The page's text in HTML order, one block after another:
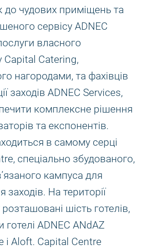
до чудових приміщень та
сервісу ADNEC
власного
Capital Catering,
нагородами, та фахівців
заходів ADNEC Services,
комплексне рішення
та експонентів.
в самому серці
спеціально збудованого,
кампуса для
заходів. На території
шість готелів,
ADNEC ANdAZ
і Aloft. Capital Centre